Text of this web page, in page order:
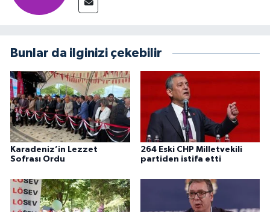
Bunlar da ilginizi çekebilir
Karadeniz’in Lezzet
Sofrası Ordu
264 Eski CHP Milletvekili
partiden istifa etti